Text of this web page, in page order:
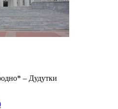
– Дудутки